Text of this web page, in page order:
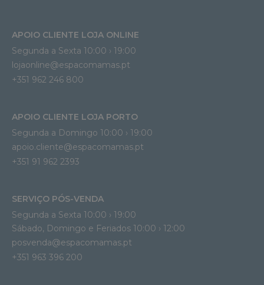
APOIO CLIENTE LOJA ONLINE
Segunda a Sexta 10:00 › 19:00
lojaonline@espacomamas.pt
+351 962 246 800
APOIO CLIENTE LOJA PORTO
Segunda a Domingo 10:00 › 19:00
apoio.cliente@espacomamas.pt
+351 91 962 2393
SERVIÇO PÓS-VENDA
Segunda a Sexta 10:00 › 19:00
Sábado, Domingo e Feriados 10:00 › 12:00
posvenda@espacomamas.pt
+351 963 396 200